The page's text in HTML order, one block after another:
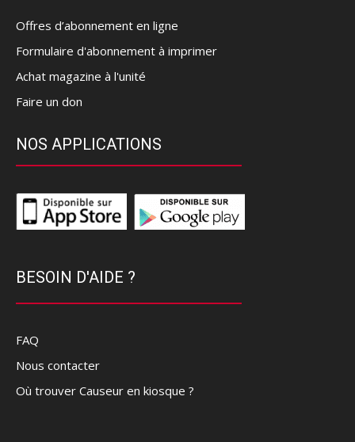
Offres d’abonnement en ligne
Formulaire d'abonnement à imprimer
Achat magazine à l'unité
Faire un don
NOS APPLICATIONS
BESOIN D'AIDE ?
FAQ
Nous contacter
Où trouver Causeur en kiosque ?